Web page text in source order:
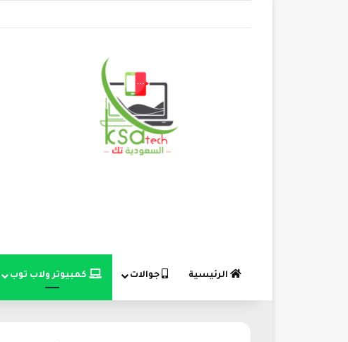
الرئيسية جوالات كمبيوتر ولاب توب